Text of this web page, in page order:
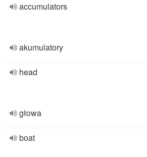
accumulators
akumulatory
head
głowa
boat